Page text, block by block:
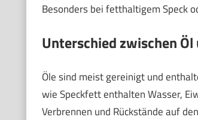
Besonders bei fetthaltigem Speck
Unterschied zwischen
Öle sind meist gereinigt und
wie Speckfett enthalten Wasser,
Verbrennen und Rückstände auf